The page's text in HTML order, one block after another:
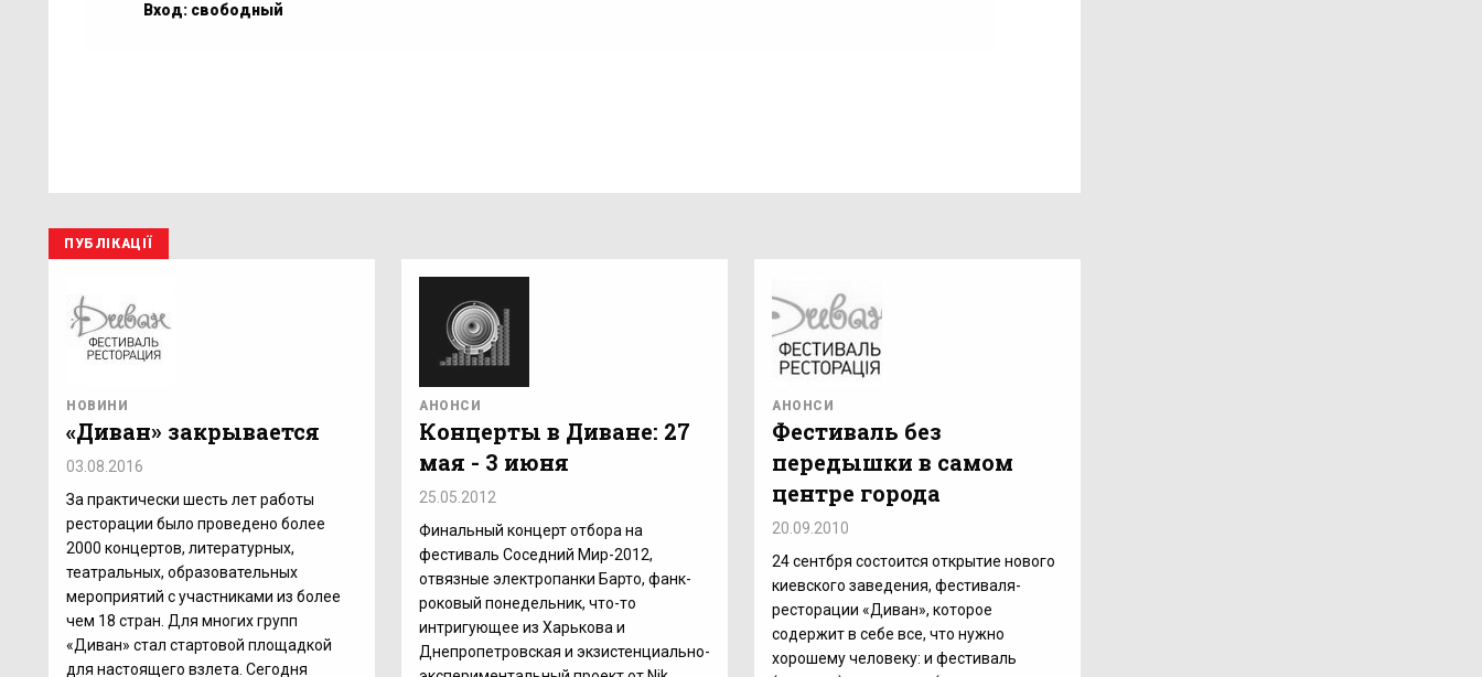
Вход: свободный
ПУБЛІКАЦІЇ
НОВИНИ
«Диван» закрывается
03.08.2016
За практически шесть лет работы
ресторации было проведено более
2000 концертов, литературных,
театральных, образовательных
мероприятий с участниками из более
чем 18 стран. Для многих групп
«Диван» стал стартовой площадкой
для настоящего взлета. Сегодня
АНОНСИ
Концерты в Диване: 27
мая - 3 июня
25.05.2012
Финальный концерт отбора на
фестиваль Соседний Мир-2012,
отвязные электропанки Барто, фанк-
роковый понедельник, что-то
интригующее из Харькова и
Днепропетровская и экзистенциально-
АНОНСИ
Фестиваль без
передышки в самом
центре города
20.09.2010
24 сентбря состоится открытие нового
киевского заведения, фестиваля-
ресторации «Диван», которое
содержит в себе все, что нужно
хорошему человеку: и фестиваль